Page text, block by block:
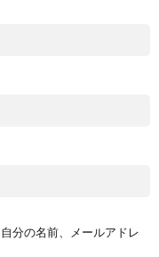
分の名前、メールアドレ